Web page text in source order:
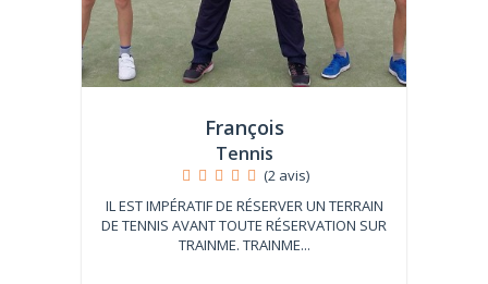
François
Tennis
(2 avis)
IL EST IMPÉRATIF DE RÉSERVER UN TERRAIN
DE TENNIS AVANT TOUTE RÉSERVATION SUR
TRAINME. TRAINME...